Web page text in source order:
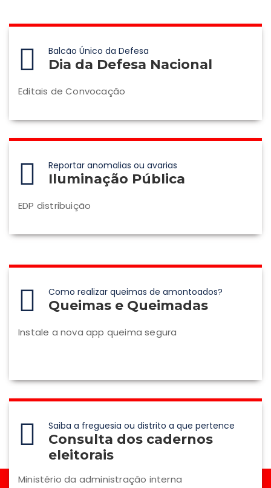
Balcão Único da Defesa
Dia da Defesa Nacional
Editais de Convocação
Reportar anomalias ou avarias
Iluminação Pública
EDP distribuição
Como realizar queimas de amontoados?
Queimas e Queimadas
Instale a nova app queima segura
Saiba a freguesia ou distrito a que pertence
Consulta dos cadernos
eleitorais
Ministério da administração interna